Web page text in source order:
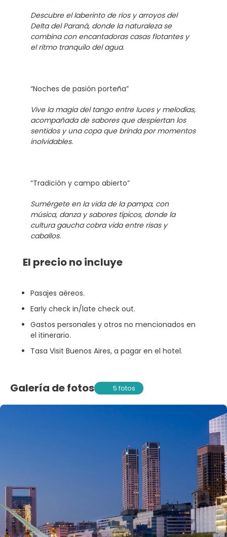
Descubre el laberinto de ríos y arroyos del
Delta del Paraná, donde la naturaleza se
combina con encantadoras casas flotantes y
el ritmo tranquilo del agua.
“Noches de pasión porteña”
Vive la magia del tango entre luces y melodías,
acompañada de sabores que despiertan los
sentidos y una copa que brinda por momentos
inolvidables.
“Tradición y campo abierto”
Sumérgete en la vida de la pampa, con
música, danza y sabores típicos, donde la
cultura gaucha cobra vida entre risas y
caballos.
El precio no incluye
Pasajes aéreos.
Early check in/late check out.
Gastos personales y otros no mencionados en
el itinerario.
Tasa Visit Buenos Aires, a pagar en el hotel.
Galería de fotos 5 fotos